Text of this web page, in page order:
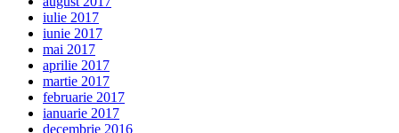
iulie 2017
iunie 2017
mai 2017
aprilie 2017
martie 2017
februarie 2017
ianuarie 2017
decembrie 2016